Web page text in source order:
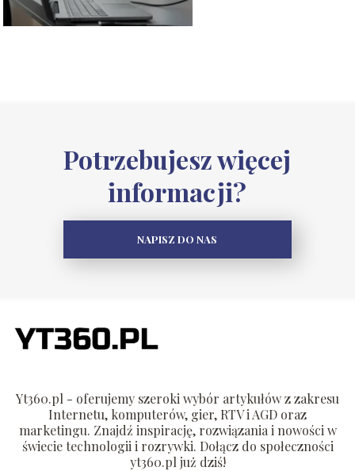
Potrzebujesz więcej
informacji?
NAPISZ DO NAS
Yt360.pl - oferujemy szeroki wybór artykułów z zakresu
Internetu, komputerów, gier, RTV i AGD oraz
marketingu. Znajdź inspirację, rozwiązania i nowości w
świecie technologii i rozrywki. Dołącz do społeczności
yt360.pl już dziś!